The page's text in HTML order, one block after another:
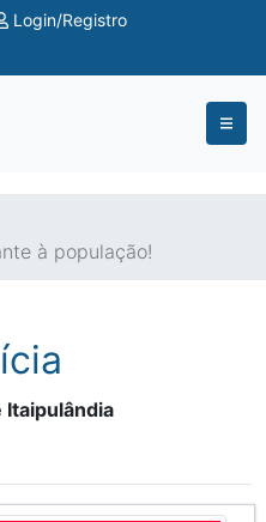
Login/Registro
à população!
Itaipulândia